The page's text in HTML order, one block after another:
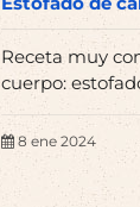
Receta muy
cuerpo:
8 ene 2024